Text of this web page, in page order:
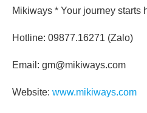
Mikiways * Your journey starts
Hotline: 09877.16271 (Zalo)
Email: gm@mikiways.com
Website: www.mikiways.com